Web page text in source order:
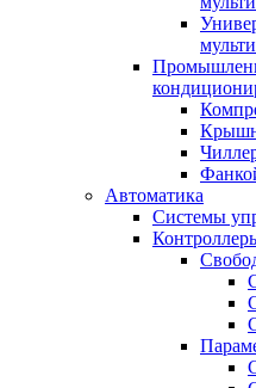
Автоматика
Системы